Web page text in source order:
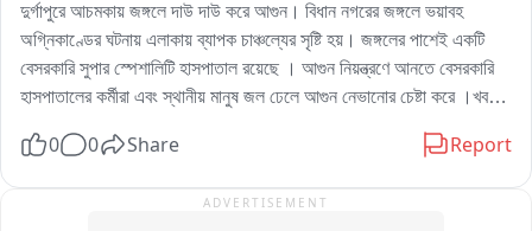
দুর্গাপুরে আচমকায় জঙ্গলে দাউ দাউ করে আগুন। বিধান নগরের জঙ্গলে ভয়াবহ
অগ্নিকাণ্ডের ঘটনায় এলাকায় ব্যাপক চাঞ্চল্যের সৃষ্টি হয়। জঙ্গলের পাশেই একটি
বেসরকারি সুপার স্পেশালিটি হাসপাতাল রয়েছে । আগুন নিয়ন্ত্রণে আনতে বেসরকারি
হাসপাতালের কর্মীরা এবং স্থানীয় মানুষ জল ঢেলে আগুন নেভানোর চেষ্টা করে ।খবর
আনে।
0 0 Share Report
ADVERTISEMENT